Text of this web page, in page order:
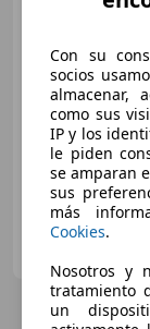
03/2026
588 kW (799
VIPCAR International
Con su
socios
almacenar,
como sus
IP y los
le piden
se amparan
sus
más
Cookies.
Nosotros y
tratamiento
un